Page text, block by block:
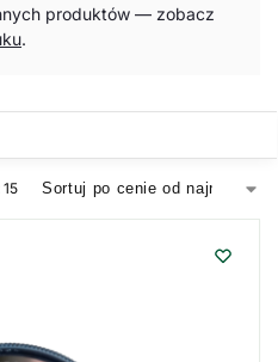
produktów — zobacz
.